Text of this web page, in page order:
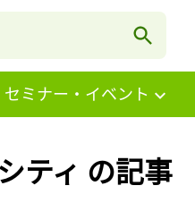
セミナー・イベント
ティ の記事